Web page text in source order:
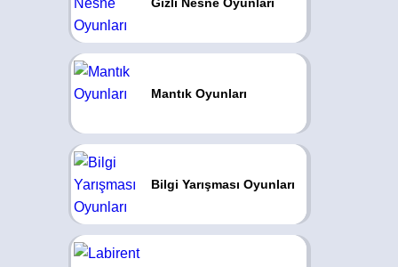
Mantık Oyunları
Bilgi Yarışması Oyunları